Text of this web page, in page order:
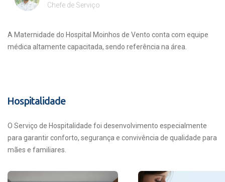
Chefe de Serviço
A Maternidade do Hospital Moinhos de Vento conta com equipe
médica altamente capacitada, sendo referência na área.
Hospitalidade
O Serviço de Hospitalidade foi desenvolvimento especialmente
para garantir conforto, segurança e convivência de qualidade para
mães e familiares.